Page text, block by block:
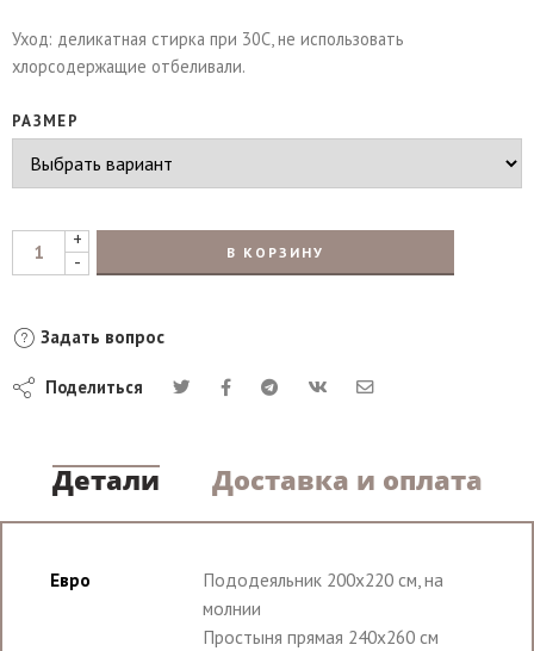
Уход: деликатная стирка при 30С, не использовать
хлорсодержащие отбеливали.
РАЗМЕР
+
-
В КОРЗИНУ
Задать вопрос
Поделиться
Детали Доставка и оплата
Евро
Пододеяльник 200х220 см, на
молнии
Простыня прямая 240х260 см